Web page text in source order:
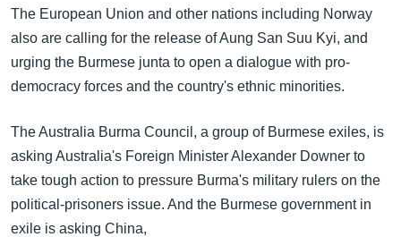
ရန်
နေရာ
ကျော်
The European Union and other nations including Norway
also are calling for the release of Aung San Suu Kyi, and
urging the Burmese junta to open a dialogue with pro-
democracy forces and the country's ethnic minorities.
The Australia Burma Council, a group of Burmese exiles, is
asking Australia's Foreign Minister Alexander Downer to
take tough action to pressure Burma's military rulers on the
political-prisoners issue. And the Burmese government in
exile is asking China,